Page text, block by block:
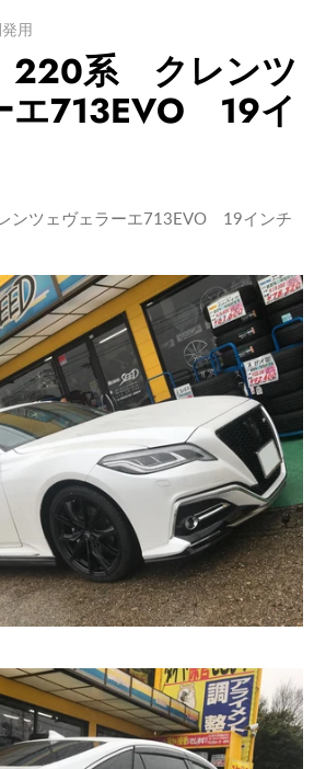
用
系 クレンツ
エ713EVO 19イ
ツェヴェラーエ713EVO 19インチ